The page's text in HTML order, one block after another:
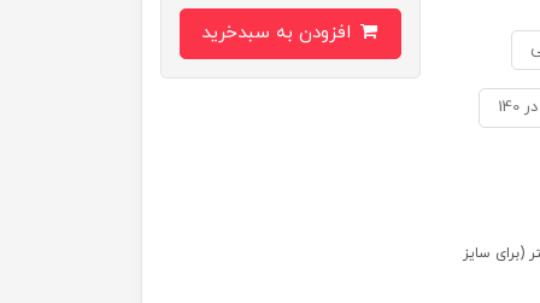
70 در 50) 109 در 79 سانتی متر (برای سایز